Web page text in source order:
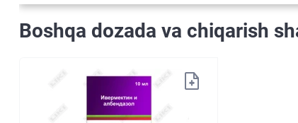
Boshqa dozada va chiqarish